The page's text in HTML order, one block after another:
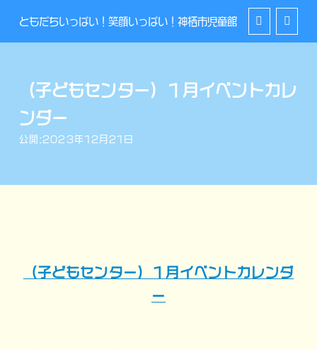
ともだちいっぱい！笑顔いっぱい！神栖市児童館
（子どもセンター）１月イベントカレ
ンダー
公開:2023年12月21日
（子どもセンター）１月イベントカレンダ
ー